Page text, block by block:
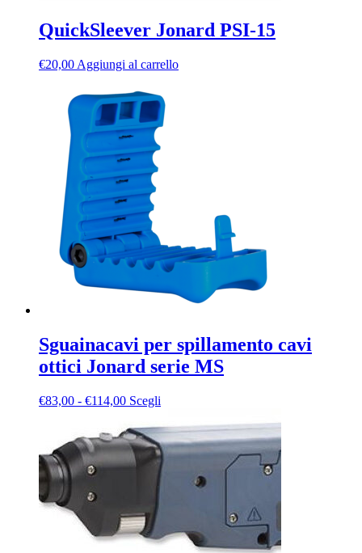
QuickSleever Jonard PSI-15
€20,00 Aggiungi al carrello
Sguainacavi per spillamento cavi
ottici Jonard serie MS
€83,00 - €114,00Fascia
prezzo:
da
€83,00
€114,00
Scegli
ha
più
varianti.
Le
opzioni
scelte
nella